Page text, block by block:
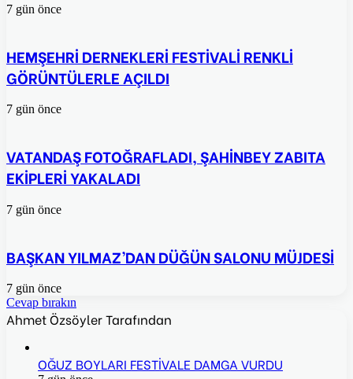
7 gün önce
HEMŞEHRİ DERNEKLERİ FESTİVALİ RENKLİ
GÖRÜNTÜLERLE AÇILDI
7 gün önce
VATANDAŞ FOTOĞRAFLADI, ŞAHİNBEY ZABITA
EKİPLERİ YAKALADI
7 gün önce
BAŞKAN YILMAZ’DAN DÜĞÜN SALONU MÜJDESİ
7 gün önce
Cevap bırakın
Ahmet Özsöyler Tarafından
OĞUZ BOYLARI FESTİVALE DAMGA VURDU